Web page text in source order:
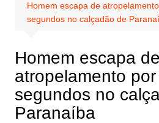
Homem escapa de
segundos no calçadão de
Homem escapa de
atropelamento
segundos no
Paranaíba